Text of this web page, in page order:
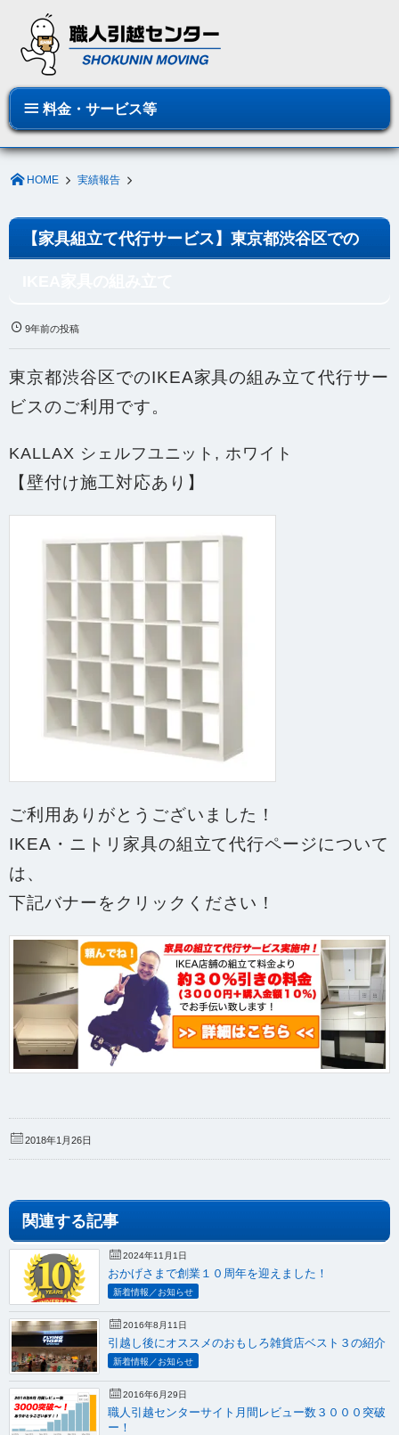
料金・サービス等
HOME 実績報告
【家具組立て代行サービス】東京都渋谷区での
9年前の投稿
東京都渋谷区でのIKEA家具の組み立て代行サー
ビスのご利用です。
KALLAX シェルフユニット, ホワイト
【壁付け施工対応あり】
ご利用ありがとうございました！
IKEA・ニトリ家具の組立て代行ページについて
は、
下記バナーをクリックください！
2018年1月26日
関連する記事
2024年11月1日
おかげさまで創業１０周年を迎えました！
新着情報／お知らせ
2016年8月11日
引越し後にオススメのおもしろ雑貨店ベスト３の紹介
新着情報／お知らせ
2016年6月29日
職人引越センターサイト月間レビュー数３０００突破
ー！